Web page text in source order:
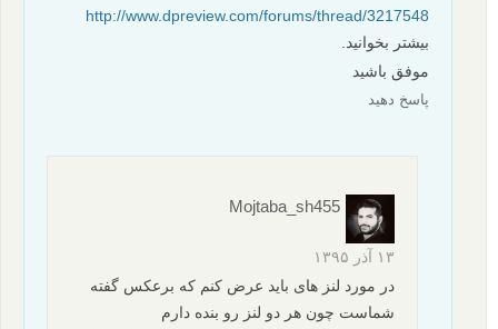
http://www.dpreview.com/forums/thread/3217548
بیشتر بخوانید.
موفق باشید
پاسخ دهید
Mojtaba_sh455
۱۳ آذر ۱۳۹۵
در مورد لنز های باید عرض کنم که برعکس گفته
شماست چون هر دو لنز رو بنده دارم